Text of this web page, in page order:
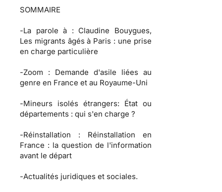
SOMMAIRE
-La parole à : Claudine Bouygues,
Les migrants âgés à Paris : une prise
en charge particulière
-Zoom : Demande d'asile liées au
genre en France et au Royaume-Uni
-Mineurs isolés étrangers: État ou
départements : qui s'en charge ?
-Réinstallation : Réinstallation en
France : la question de l'information
avant le départ
-Actualités juridiques et sociales.